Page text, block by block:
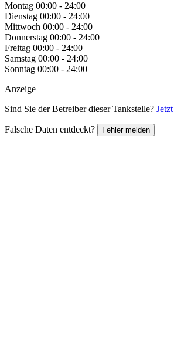
Montag 00:00 - 24:00
Dienstag 00:00 - 24:00
Mittwoch 00:00 - 24:00
Donnerstag 00:00 - 24:00
Freitag 00:00 - 24:00
Samstag 00:00 - 24:00
Sonntag 00:00 - 24:00
Anzeige
Sind Sie der Betreiber dieser Tankstelle?
Falsche Daten entdeckt? Fehler melden